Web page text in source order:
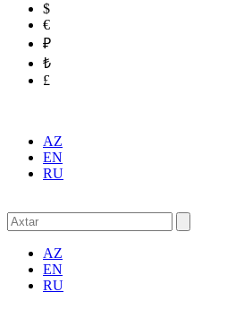
$
€
₽
₺
£
AZ
EN
RU
AZ
EN
RU